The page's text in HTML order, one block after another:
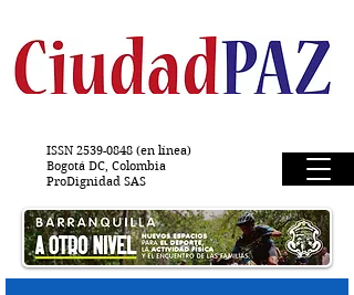
ISSN 2539-0848 (en línea)
Bogotá DC, Colombia
ProDignidad SAS